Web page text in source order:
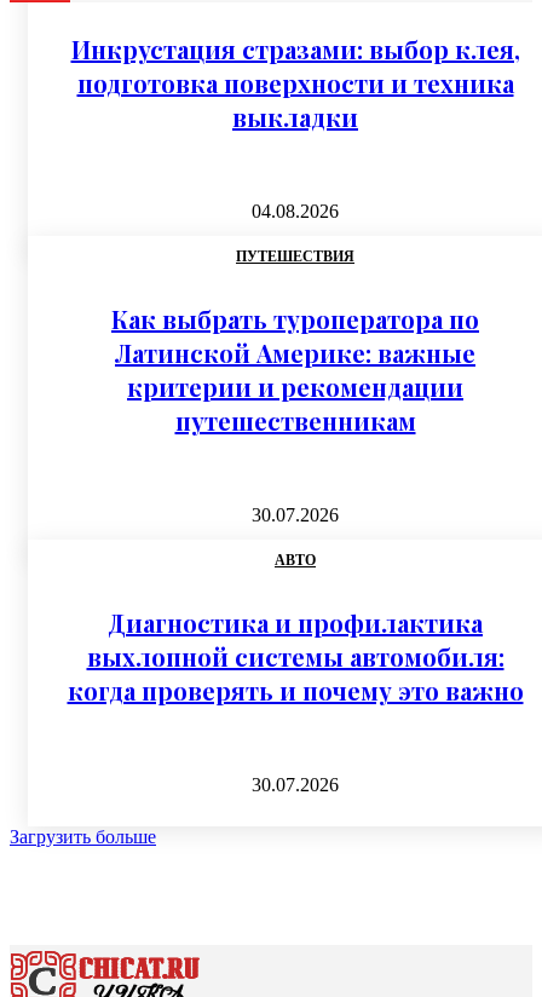
Инкрустация стразами: выбор клея,
подготовка поверхности и техника
выкладки
04.08.2026
ПУТЕШЕСТВИЯ
Как выбрать туроператора по
Латинской Америке: важные
критерии и рекомендации
путешественникам
30.07.2026
АВТО
Диагностика и профилактика
выхлопной системы автомобиля:
когда проверять и почему это важно
30.07.2026
Загрузить больше